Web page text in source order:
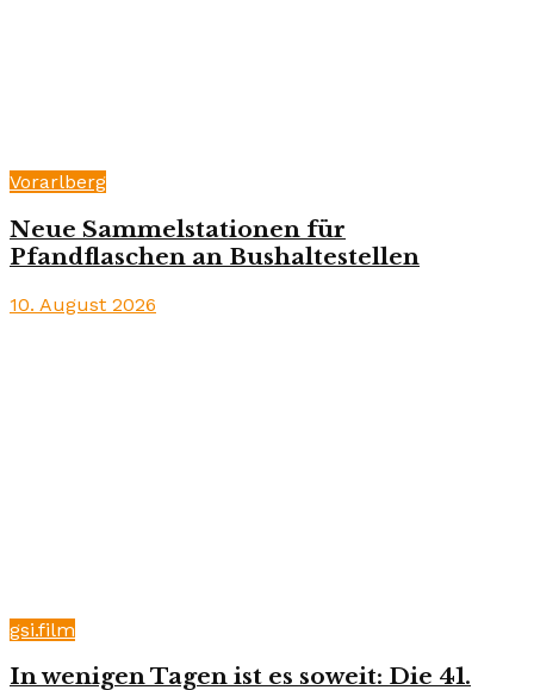
Vorarlberg
Neue Sammelstationen für
Pfandflaschen an Bushaltestellen
10. August 2026
gsi.film
In wenigen Tagen ist es soweit: Die 41.